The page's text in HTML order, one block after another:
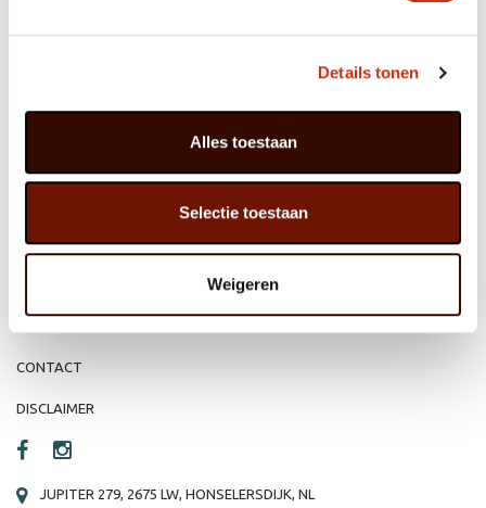
Details tonen
Alles toestaan
Selectie toestaan
Weigeren
GROUP
ORGANISATIE NIEUWS
VACATURE
CONTACT
DISCLAIMER
JUPITER 279, 2675 LW, HONSELERSDIJK, NL